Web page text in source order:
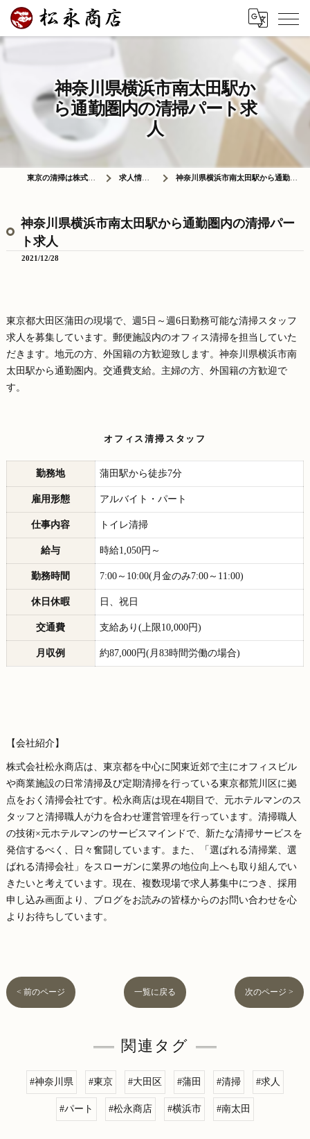
神奈川県横浜市南太田駅か
ら通勤圏内の清掃パート求
人
東京の清掃は株式会社松永商店 求人情報ブログ 神奈川県横浜市南太田駅から通勤圏内の清掃パート求人
神奈川県横浜市南太田駅から通勤圏内の清掃パー
ト求人
2021/12/28
東京都大田区蒲田の現場で、週5日～週6日勤務可能な清掃スタッフ
求人を募集しています。郵便施設内のオフィス清掃を担当していた
だきます。地元の方、外国籍の方歓迎致します。神奈川県横浜市南
太田駅から通勤圏内。交通費支給。主婦の方、外国籍の方歓迎で
す。
オフィス清掃スタッフ
勤務地 蒲田駅から徒歩7分
雇用形態 アルバイト・パート
仕事内容 トイレ清掃
給与 時給1,050円～
勤務時間 7:00～10:00(月金のみ7:00～11:00)
休日休暇 日、祝日
交通費 支給あり(上限10,000円)
月収例 約87,000円(月83時間労働の場合)
【会社紹介】
株式会社松永商店は、東京都を中心に関東近郊で主にオフィスビル
や商業施設の日常清掃及び定期清掃を行っている東京都荒川区に拠
点をおく清掃会社です。松永商店は現在4期目で、元ホテルマンのス
タッフと清掃職人が力を合わせ運営管理を行っています。清掃職人
の技術×元ホテルマンのサービスマインドで、新たな清掃サービスを
発信するべく、日々奮闘しています。また、「選ばれる清掃業、選
ばれる清掃会社」をスローガンに業界の地位向上へも取り組んでい
きたいと考えています。現在、複数現場で求人募集中につき、採用
申し込み画面より、ブログをお読みの皆様からのお問い合わせを心
よりお待ちしています。
< 前のページ 一覧に戻る 次のページ >
関連タグ
#神奈川県 #東京 #大田区 #蒲田 #清掃 #求人
#パート #松永商店 #横浜市 #南太田